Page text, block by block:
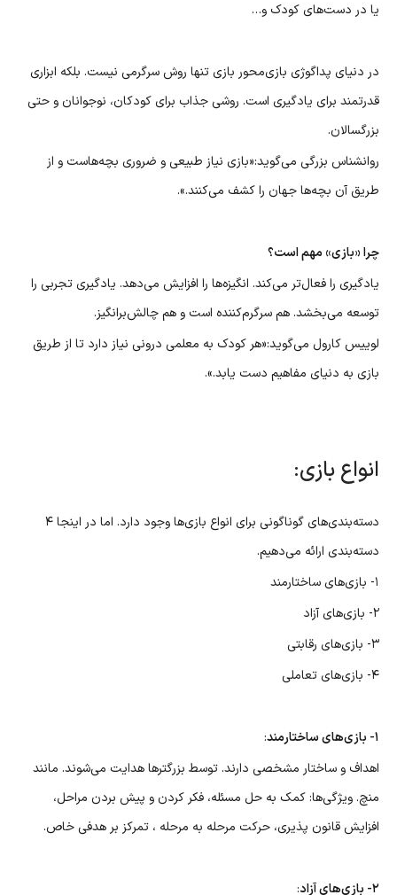
یا در دست‌های کودک و…
در دنیای پداگوژی بازی‌محور بازی تنها روش سرگرمی نیست. بلکه ابزاری
قدرتمند برای یادگیری است. روشی جذاب برای کودکان، نوجوانان و حتی
بزرگسالان.
روانشناس بزرگی می‌گوید:«بازی نیاز طبیعی و ضروری بچه‌هاست و از
طریق آن بچه‌ها جهان را کشف می‌کنند.».
چرا «بازی» مهم است؟
یادگیری را فعال‌تر می‌کند. انگیزه‌ها را افزایش می‌دهد. یادگیری تجربی را
توسعه می‌بخشد. هم سرگرم‌کننده است و هم چالش‌برانگیز.
لوییس کارول می‌گوید:«هر کودک به معلمی درونی نیاز دارد تا از طریق
بازی به دنیای مفاهیم دست یابد.».
انواع بازی:
دسته‌بندی‌های گوناگونی برای انواع بازی‌ها وجود دارد. اما در اینجا ۴
دسته‌بندی ارائه می‌دهیم.
۱- بازی‌های ساختارمند
۲- بازی‌های آزاد
۳- بازی‌های رقابتی
۴- بازی‌های تعاملی
۱- بازی‌های ساختارمند
:
اهداف و ساختار مشخصی دارند. توسط بزرگترها هدایت می‌شوند. مانند
منچ. ویژگی‌ها: کمک به حل مسئله، فکر کردن و پیش بردن مراحل،
افزایش قانون پذیری، حرکت مرحله به مرحله ، تمرکز بر هدفی خاص.
۲- بازی‌های آزاد :